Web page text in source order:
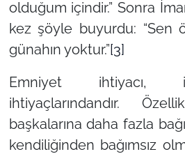
olduğum içindir.”Sonra
kez şöyle buyurdu: “Sen
günahın yoktur.”[3]
Emniyet ihtiyacı,
ihtiyaçlarındandır.
başkalarına daha fazla
kendiliğinden bağımsız